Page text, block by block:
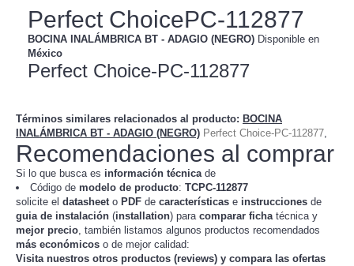
Perfect ChoicePC-112877
BOCINA INALÁMBRICA BT - ADAGIO (NEGRO) Disponible en
México
Perfect Choice-PC-112877
Términos similares relacionados al producto: BOCINA
INALÁMBRICA BT - ADAGIO (NEGRO) Perfect Choice-PC-112877,
Recomendaciones al comprar
Si lo que busca es información técnicade
Código de modelo de producto: TCPC-112877
solicite el datasheeto PDF de características e instrucciones de
guia de instalación (installation) para comparar fichatécnica y
mejor precio, también listamos algunos productos recomendados
más económicos o de mejor calidad:
Visita nuestros otros productos (reviews) y compara las ofertas